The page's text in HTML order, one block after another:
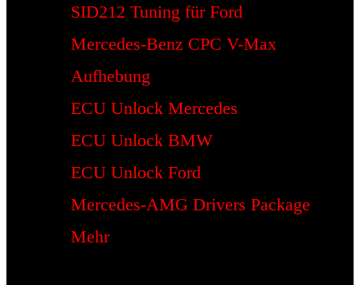
SID212 Tuning für Ford
Mercedes-Benz CPC V-Max
Aufhebung
ECU Unlock Mercedes
ECU Unlock BMW
ECU Unlock Ford
Mercedes-AMG Drivers Package
Mehr